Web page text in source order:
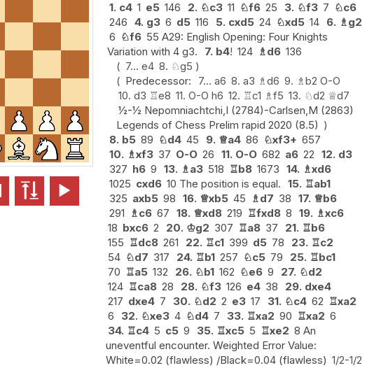
 
1. c4 1 e5 146 2. ♘c3 11 ♘f6 25 3. ♘f3 7 ♘c6
246 4. g3 6 d5 116 5. cxd5 24 ♘xd5 14 6. ♗g2
6 ♘f6 55 A29: English Opening: Four Knights
Variation with 4 g3.
7. b4! 124 ♗d6 136
7... e4 8. ♘g5
Predecessor:
7... a6 8. a3 ♗d6 9. ♗b2 O-O
10. d3 ♖e8 11. O-O h6 12. ♖c1 ♗f5 13. ♘d2 ♕d7
½-½ Nepomniachtchi,I (2784)-Carlsen,M (2863)
Legends of Chess Prelim rapid 2020 (8.5)
8. b5 89 ♘d4 45 9. ♕a4 86 ♘xf3+ 657
10. ♗xf3 37 O-O 26 11. O-O 682 a6 22 12. d3
327 h6 9 13. ♗a3 518 ♖b8 1673 14. ♗xd6
1025 cxd6 10 The position is equal. 15. ♖ab1
325 axb5 98 16. ♕xb5 45 ♗d7 38 17. ♕b6
291 ♗c6 67 18. ♕xd8 219 ♖fxd8 8 19. ♗xc6
18 bxc6 2 20. ♔g2 307 ♖a8 37 21. ♖b6
155 ♖dc8 261 22. ♖c1 399 d5 78 23. ♖c2
54 ♘d7 317 24. ♖b1 257 ♘c5 79 25. ♖bc1
70 ♖a5 132 26. ♘b1 162 ♘e6 9 27. ♘d2
124 ♖ca8 28 28. ♘f3 126 e4 38 29. dxe4
217 dxe4 7 30. ♘d2 2 e3 17 31. ♘c4 62 ♖xa2
6
32. ♘xe3 4 ♘d4 7 33. ♖xa2 90 ♖xa2 6
34. ♖c4 5 c5 9 35. ♖xc5 5 ♖xe2 8 An
uneventful encounter. Weighted Error Value:
White=0.02 (flawless) /Black=0.04 (flawless) 1/2-1/2